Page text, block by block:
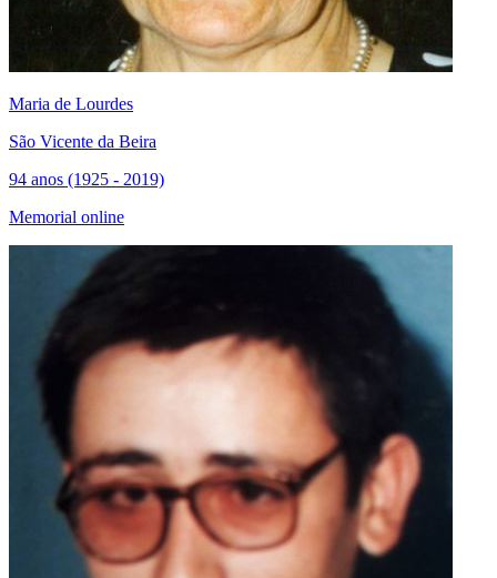
Maria de Lourdes
São Vicente da Beira
94 anos (1925 - 2019)
Memorial online